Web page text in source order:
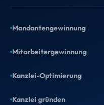
Mandantengewinnung
Mitarbeitergewinnung
Kanzlei-Optimierung
Kanzlei gründen